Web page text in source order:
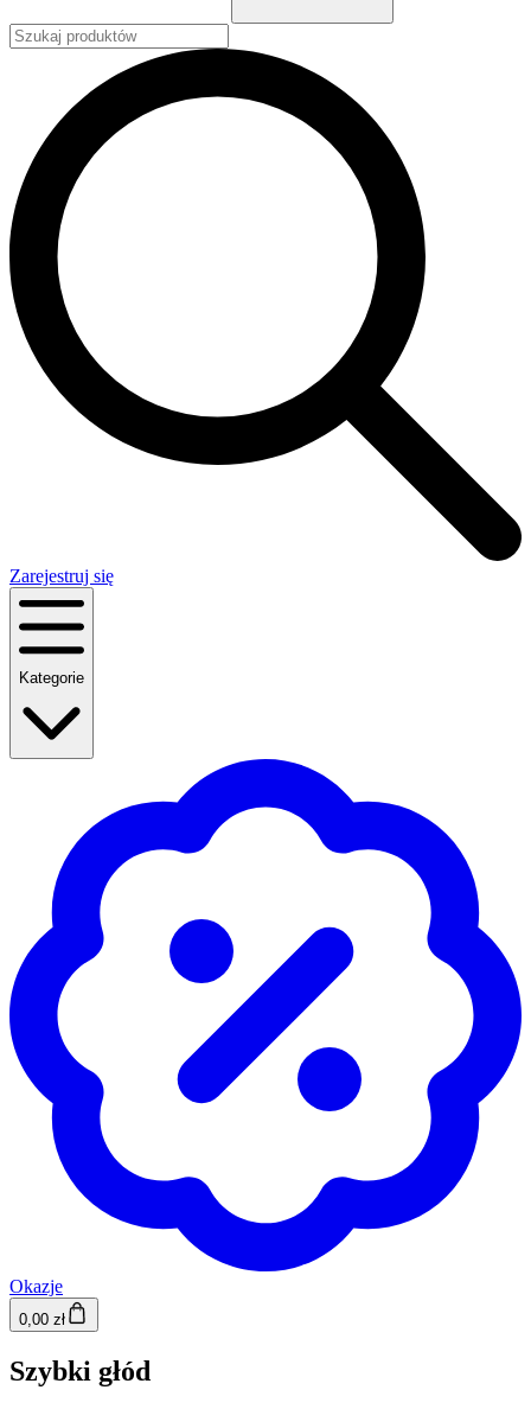
Zarejestruj się
Kategorie
Okazje
0,00 zł
Szybki głód